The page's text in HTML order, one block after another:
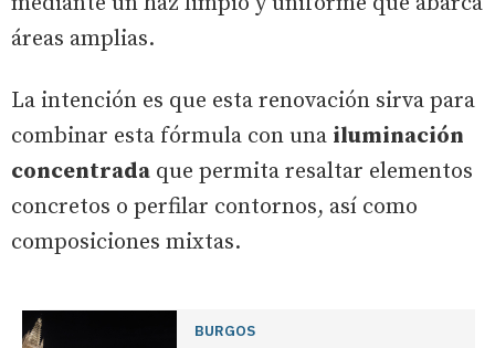
áreas amplias.
La intención es que esta renovación sirva para
combinar esta fórmula con una iluminación
concentrada que permita resaltar elementos
concretos o perfilar contornos, así como
composiciones mixtas.
BURGOS